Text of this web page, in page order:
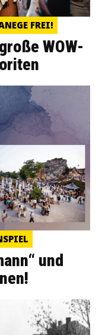
FREI!
WOW-
und